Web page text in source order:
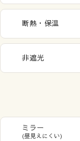
断熱・保温
非遮光
ミラー
(昼見えにくい)